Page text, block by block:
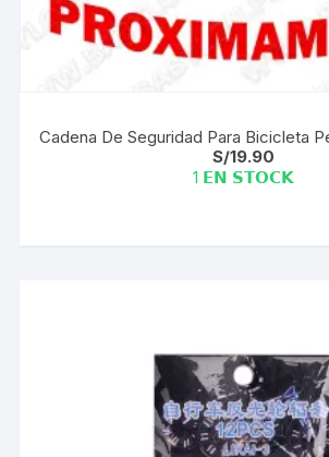
Cadena De Seguridad Para Bicicleta
S/19.90
1 𝗘𝗡 𝗦𝗧𝗢𝗖𝗞